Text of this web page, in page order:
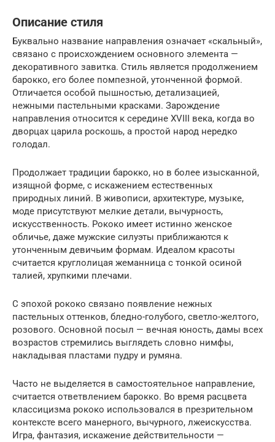
Описание стиля
Буквально название направления означает «скальный»,
связано с происхождением основного элемента —
декоративного завитка. Стиль является продолжением
барокко, его более помпезной, утонченной формой.
Отличается особой пышностью, детализацией,
нежными пастельными красками. Зарождение
направления относится к середине XVIII века, когда во
дворцах царила роскошь, а простой народ нередко
голодал.
Продолжает традиции барокко, но в более изысканной,
изящной форме, с искажением естественных
природных линий. В живописи, архитектуре, музыке,
моде присутствуют мелкие детали, вычурность,
искусственность. Рококо имеет истинно женское
обличье, даже мужские силуэты приближаются к
утонченным девичьим формам. Идеалом красоты
считается круглолицая жеманница с тонкой осиной
талией, хрупкими плечами.
С эпохой рококо связано появление нежных
пастельных оттенков, бледно-голубого, светло-желтого,
розового. Основной посыл — вечная юность, дамы всех
возрастов стремились выглядеть словно нимфы,
накладывая пластами пудру и румяна.
Часто не выделяется в самостоятельное направление,
считается ответвлением барокко. Во время расцвета
классицизма рококо использовался в презрительном
контексте всего манерного, вычурного, лжеискусства.
Игра, фантазия, искажение действительности —